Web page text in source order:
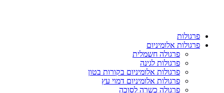
פרגולות
פרגולות אלומיניום
פרגולה חשמלית
פרגולות לגינה
פרגולות אלומיניום בקורות בטון
פרגולות אלומיניום דמוי עץ
פרגולה כשרה לסוכה